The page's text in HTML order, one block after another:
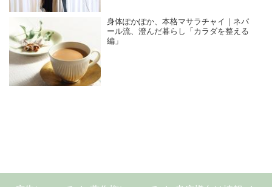
身体ぽかぽか、本格マサラチャイ｜ネパ
ール流、澄んだ暮らし「カラダを整える
編」